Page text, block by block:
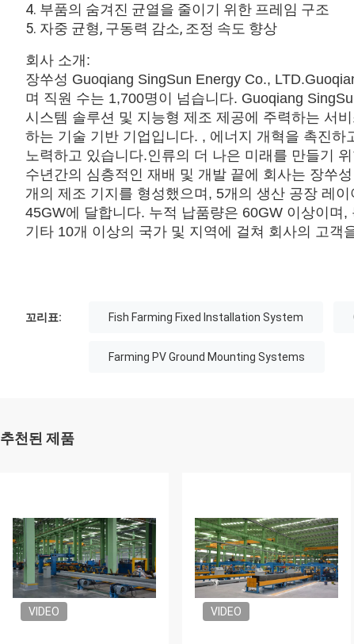
4. 부품의 숨겨진 균열을 줄이기 위한 프레임 구조
5. 자중 균형, 구동력 감소, 조정 속도 향상
회사 소개:
장쑤성 Guoqiang SingSun Energy Co.,
며 직원 수는 1,700명이 넘습니다. Guoqiang
시스템 솔루션 및 지능형 제조 제공에 주력하는 서
하는 기술 기반 기업입니다. , 에너지 개혁을 촉진
노력하고 있습니다.인류의 더 나은 미래를 만들기
수년간의 심층적인 재배 및 개발 끝에 회사는 장쑤
개의 제조 기지를 형성했으며, 5개의 생산 공장 레
45GW에 달합니다. 누적 납품량은 60GW 이상이며
기타 10개 이상의 국가 및 지역에 걸쳐 회사의 고객
꼬리표: Fish Farming Fixed Installation System
Farming PV Ground Mounting Systems
추천된 제품
VIDEO VIDEO